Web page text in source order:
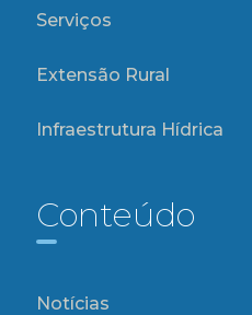
Serviços
Extensão Rural
Infraestrutura Hídrica
Conteúdo
Notícias